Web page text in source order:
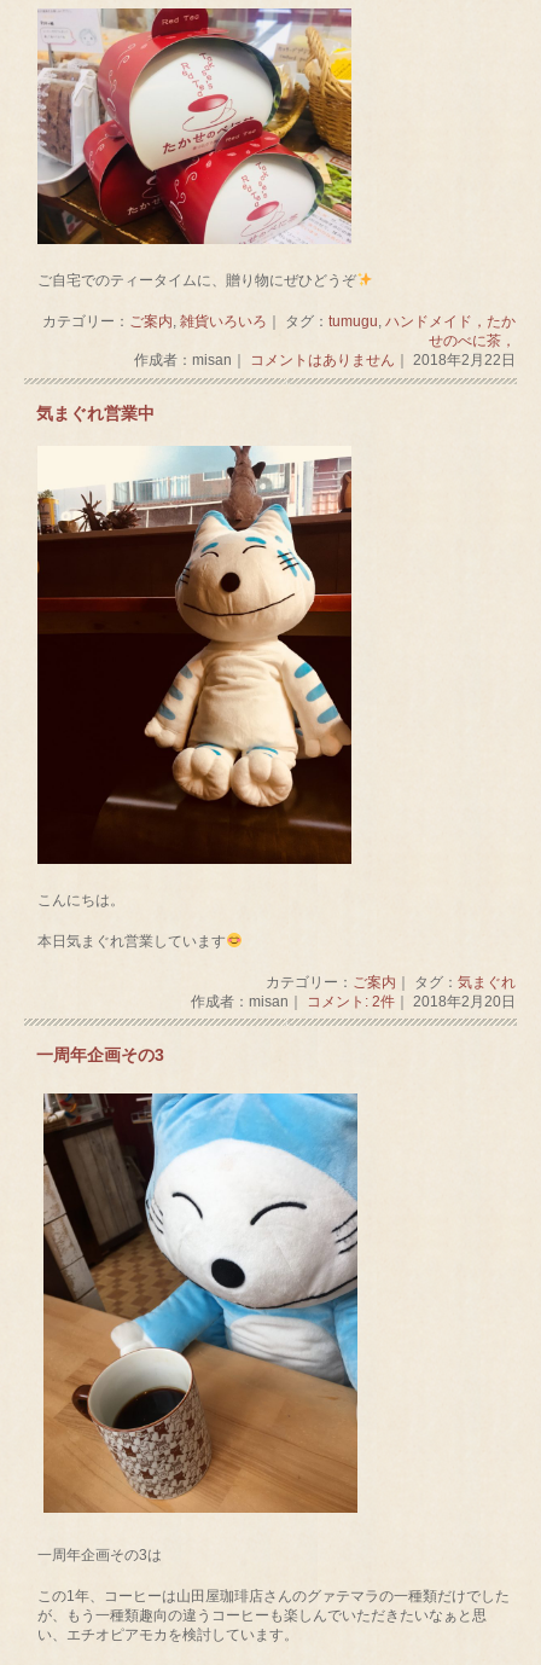
ご自宅でのティータイムに、贈り物にぜひどうぞ
カテゴリー： ご案内 雑貨いろいろ ｜ タグ： tumugu ハンドメイド，たか
せのべに茶，
作成者：misan｜
コメントはありません ｜ 2018年2月22日
気まぐれ営業中
こんにちは。
本日気まぐれ営業しています
カテゴリー： ご案内 ｜ タグ： 気まぐれ
作成者：misan｜ コメント: 2件｜ 2018年2月20日
一周年企画その3
一周年企画その3は
この1年、コーヒーは山田屋珈琲店さんのグァテマラの一種類だけでした
が、もう一種類趣向の違うコーヒーも楽しんでいただきたいなぁと思
い、エチオピアモカを検討しています。